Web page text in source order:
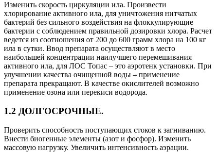
Изменить скорость циркуляции ила. Произвести
хлорирование активного ила, для уничтожения нитчатых
бактерий без сильного воздействия на флоккулирующие
бактерии с соблюдением правильной дозировки хлора. Расчет
ведется из соотношения от 200 до 600 грамм хлора на 100 кг
ила в сутки. Ввод препарата осуществляют в место
наибольшей концентрации наилучшего перемешивания
активного ила, для ЛОС Топас – это аэротенк установки. При
улучшении качества очищенной воды – применение
препарата прекращают. В качестве окислителей возможно
применение озона или перекиси водорода.
1.2 ДОЛГОСРОЧНЫЕ.
Проверить способность поступающих стоков к загниванию.
Внести биогенные элементы (азот и фосфор). Изменить
массовую нагрузку. Увеличить интенсивность аэрации.